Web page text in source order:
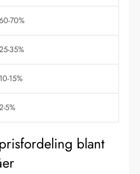
70%
35%
10-15%
5%
blant